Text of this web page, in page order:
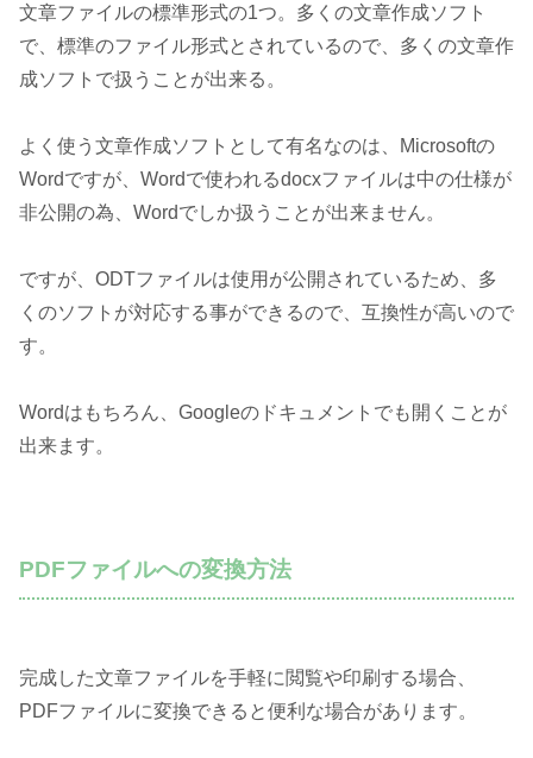
文章ファイルの標準形式の1つ。多くの文章作成ソフト
で、標準のファイル形式とされているので、多くの文章作
成ソフトで扱うことが出来る。
よく使う文章作成ソフトとして有名なのは、Microsoftの
Wordですが、Wordで使われるdocxファイルは中の仕様が
非公開の為、Wordでしか扱うことが出来ません。
ですが、ODTファイルは使用が公開されているため、多
くのソフトが対応する事ができるので、互換性が高いので
す。
Wordはもちろん、Googleのドキュメントでも開くことが
出来ます。
PDFファイルへの変換方法
完成した文章ファイルを手軽に閲覧や印刷する場合、
PDFファイルに変換できると便利な場合があります。